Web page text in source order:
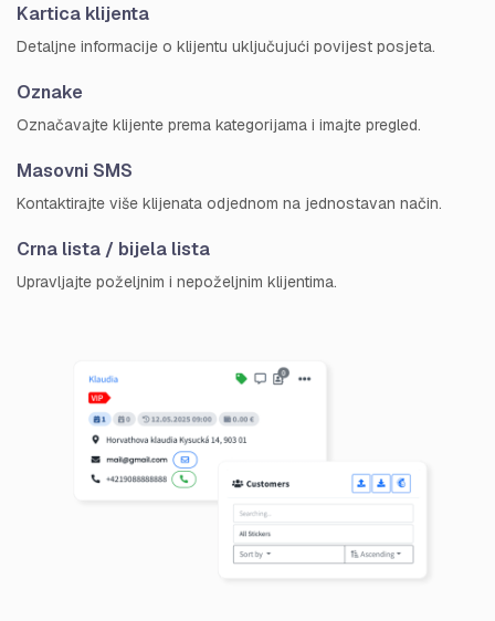
Kartica klijenta
Detaljne informacije o klijentu uključujući povijest posjeta.
Oznake
Označavajte klijente prema kategorijama i imajte pregled.
Masovni SMS
Kontaktirajte više klijenata odjednom na jednostavan način.
Crna lista / bijela lista
Upravljajte poželjnim i nepoželjnim klijentima.